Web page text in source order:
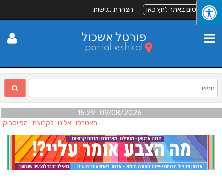
לפרסום באתר לחץ כאן הצהרת נגישות
09/08/2026 15:29
הצטרפו אלינו לקבוצת